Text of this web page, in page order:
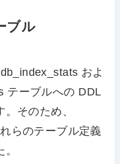
ブル
およ
テーブルへの DDL
そのため、
らのテーブル定義